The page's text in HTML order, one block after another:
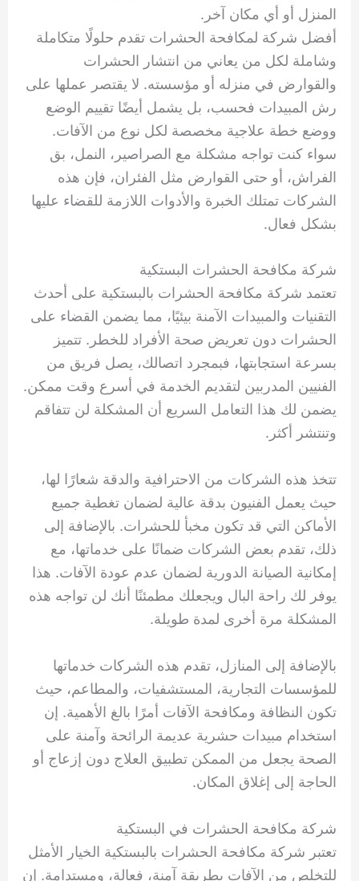
المنزل أو أي مكان آخر.
أفضل شركة لمكافحة الحشرات تقدم حلولًا متكاملة
وشاملة لكل من يعاني من انتشار الحشرات
والقوارض في منزله أو مؤسسته. لا يقتصر عملها على
رش المبيدات فحسب، بل يشمل أيضًا تقييم الوضع
ووضع خطة علاجية مخصصة لكل نوع من الآفات.
سواء كنت تواجه مشكلة مع الصراصير، النمل، بق
الفراش، أو حتى القوارض مثل الفئران، فإن هذه
الشركات تمتلك الخبرة والأدوات اللازمة للقضاء عليها
بشكل فعال.
شركة مكافحة الحشرات البستكية
تعتمد شركة مكافحة الحشرات بالبستكية على أحدث
التقنيات والمبيدات الآمنة بيئيًا، مما يضمن القضاء على
الحشرات دون تعريض صحة الأفراد للخطر. تتميز
بسرعة استجابتها، فبمجرد اتصالك، يصل فريق من
الفنيين المدربين لتقديم الخدمة في أسرع وقت ممكن.
يضمن لك هذا التعامل السريع أن المشكلة لن تتفاقم
وتنتشر أكثر.
تتخذ هذه الشركات من الاحترافية والدقة شعارًا لها،
حيث يعمل الفنيون بدقة عالية لضمان تغطية جميع
الأماكن التي قد تكون مخبأ للحشرات. بالإضافة إلى
ذلك، تقدم بعض الشركات ضمانًا على خدماتها، مع
إمكانية الصيانة الدورية لضمان عدم عودة الآفات. هذا
يوفر لك راحة البال ويجعلك مطمئنًا أنك لن تواجه هذه
المشكلة مرة أخرى لمدة طويلة.
بالإضافة إلى المنازل، تقدم هذه الشركات خدماتها
للمؤسسات التجارية، المستشفيات، والمطاعم، حيث
تكون النظافة ومكافحة الآفات أمرًا بالغ الأهمية. إن
استخدام مبيدات حشرية عديمة الرائحة وآمنة على
الصحة يجعل من الممكن تطبيق العلاج دون إزعاج أو
الحاجة إلى إغلاق المكان.
شركة مكافحة الحشرات في البستكية
تعتبر شركة مكافحة الحشرات بالبستكية الخيار الأمثل
للتخلص من الآفات بطريقة آمنة، فعالة، ومستدامة. إن